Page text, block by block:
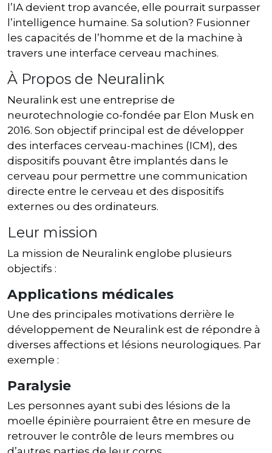
l’IA devient trop avancée, elle pourrait surpasser
l’intelligence humaine. Sa solution? Fusionner
les capacités de l’homme et de la machine à
travers une interface cerveau machines.
À Propos de Neuralink
Neuralink est une entreprise de
neurotechnologie co-fondée par Elon Musk en
2016. Son objectif principal est de développer
des interfaces cerveau-machines (ICM), des
dispositifs pouvant être implantés dans le
cerveau pour permettre une communication
directe entre le cerveau et des dispositifs
externes ou des ordinateurs.
Leur mission
La mission de Neuralink englobe plusieurs
objectifs :
Applications médicales
Une des principales motivations derrière le
développement de Neuralink est de répondre à
diverses affections et lésions neurologiques. Par
exemple :
Paralysie
Les personnes ayant subi des lésions de la
moelle épinière pourraient être en mesure de
retrouver le contrôle de leurs membres ou